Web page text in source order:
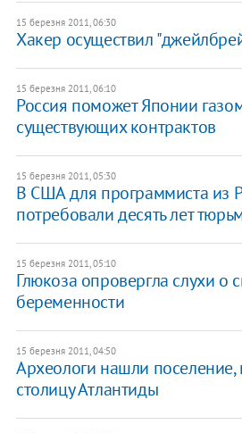
15 березня 2011, 06:30
Хакер осуществил
15 березня 2011, 06:10
Россия поможет Японии
существующих контрактов
15 березня 2011, 05:30
В США для программиста из
потребовали десять лет
15 березня 2011, 05:10
Глюкоза опровергла слухи о
беременности
15 березня 2011, 04:50
Археологи нашли
столицу Атлантиды